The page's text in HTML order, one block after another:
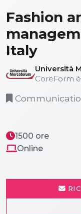
Fashion
Italy
Università
CoreForm
1500 ore
Online